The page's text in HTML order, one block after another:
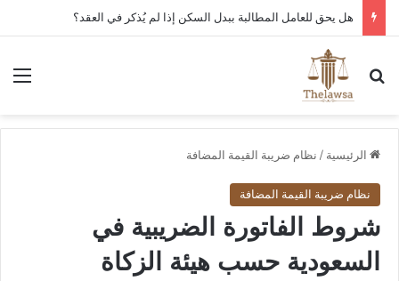
كم مدة قبول أو رفض عقد العمل الإلكتروني في قوى؟
بحث عن
الرئيسية / نظام ضريبة القيمة المضافة
نظام ضريبة القيمة المضافة
شروط الفاتورة الضريبية في
السعودية حسب هيئة الزكاة